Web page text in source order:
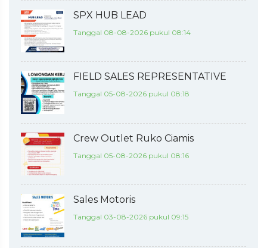
SPX HUB LEAD
Tanggal 08-08-2026 pukul 08:14
FIELD SALES REPRESENTATIVE
Tanggal 05-08-2026 pukul 08:18
Crew Outlet Ruko Ciamis
Tanggal 05-08-2026 pukul 08:16
Sales Motoris
Tanggal 03-08-2026 pukul 09:15